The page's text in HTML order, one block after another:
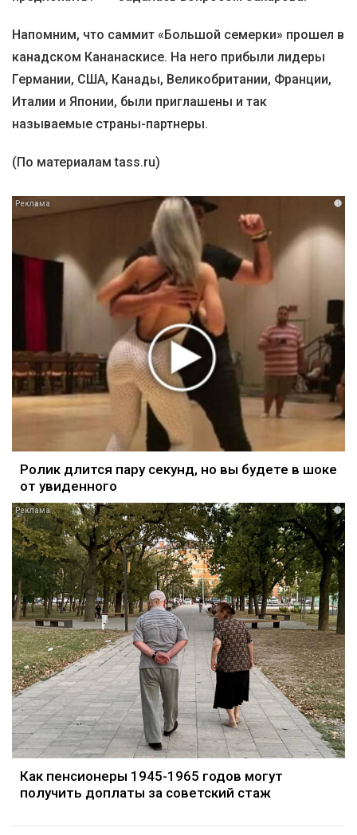
Напомним, что саммит «Большой семерки» прошел в
канадском Кананаскисе. На него прибыли лидеры
Германии, США, Канады, Великобритании, Франции,
Италии и Японии, были приглашены и так
называемые страны-партнеры.
(По материалам tass.ru)
i
Ролик длится пару секунд, но вы будете в шоке
от увиденного
i
Как пенсионеры 1945-1965 годов могут
получить доплаты за советский стаж